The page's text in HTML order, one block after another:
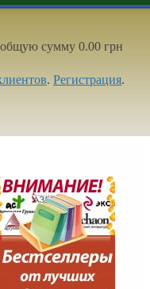
. Регистрация.
сумму 0.00 грн